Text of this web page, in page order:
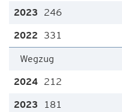
246
331
Wegzug
212
181